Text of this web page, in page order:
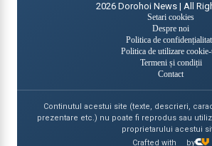
2026 Dorohoi News | All
Setari cookies
Despre noi
Politica de
Politica de utilizare
Termeni și condiții
Contact
Continutul acestui site (texte, descrieri,
prezentare etc.) nu poate fi reprodus sau
proprietarului acestui
Crafted with
by